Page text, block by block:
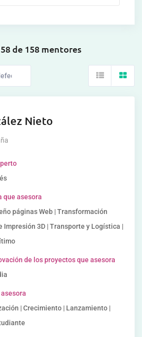
de 158 mentores
Nieto
que asesora
páginas Web | Transformación
Impresión 3D | Transporte y Logística |
de los proyectos que asesora
| Crecimiento | Lanzamiento |